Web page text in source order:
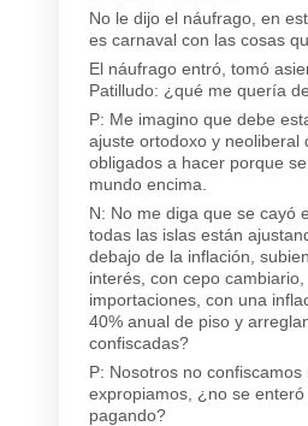
No le dijo el náufrago, en
es carnaval con las cosas
El náufrago entró, tomó
Patilludo: ¿qué me quería
P: Me imagino que debe
ajuste ortodoxo y neoliberal
obligados a hacer porque
mundo encima.
N: No me diga que se cayó
todas las islas están
debajo de la inflación,
interés, con cepo
importaciones, con una
40% anual de piso y
confiscadas?
P: Nosotros no
expropiamos, ¿no se
pagando?